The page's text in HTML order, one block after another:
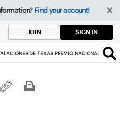
Find your account!
JOIN SIGN IN
DE TEXAS PREMIO NACIONAL WIN